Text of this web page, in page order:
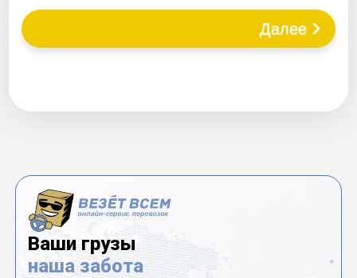
Далее
Ваши грузы
наша забота